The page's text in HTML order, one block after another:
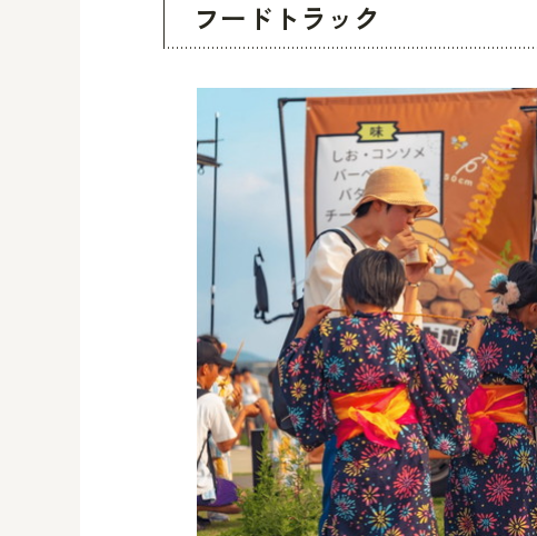
フードトラック